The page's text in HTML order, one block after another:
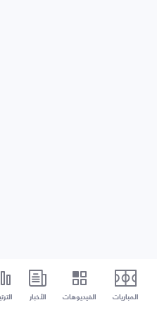
المباريات الفيديوهات الأخبار